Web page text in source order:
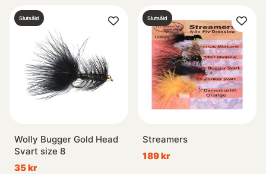
Slutsåld
Wolly Bugger Gold Head
Svart size 8
35 kr
Slutsåld
Streamers
189 kr